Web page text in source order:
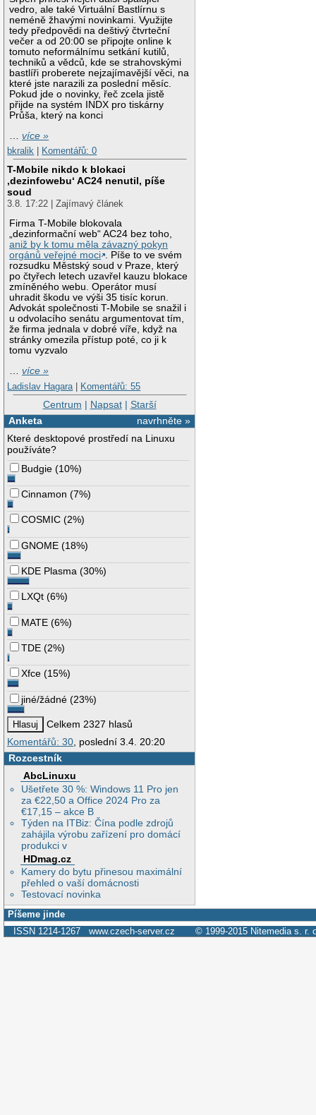
vedro, ale také Virtuální Bastlírnu s
neméně žhavými novinkami. Využijte
tedy předpovědi na deštivý čtvrteční
večer a od 20:00 se připojte online k
tomuto neformálnímu setkání kutilů,
techniků a vědců, kde se strahovskými
bastlíři proberete nejzajímavější věci, na
které jste narazili za poslední měsíc.
Pokud jde o novinky, řeč zcela jistě
přijde na systém INDX pro tiskárny
Průša, který na konci
…více »
bkralik
Komentářů: 0
T-Mobile nikdo k blokaci
‚dezinfowebu‘ AC24 nenutil, píše
soud
3.8. 17:22 | Zajímavý článek
Firma T-Mobile blokovala
„dezinformační web“ AC24 bez toho,
aniž by k tomu měla závazný pokyn
orgánů veřejné moci . Píše to ve svém
rozsudku Městský soud v Praze, který
po čtyřech letech uzavřel kauzu blokace
zmíněného webu. Operátor musí
uhradit škodu ve výši 35 tisíc korun.
Advokát společnosti T-Mobile se snažil i
u odvolacího senátu argumentovat tím,
že firma jednala v dobré víře, když na
stránky omezila přístup poté, co ji k
tomu vyzvalo
…více »
Ladislav Hagara | Komentářů: 55
Centrum | Napsat| Starší
navrhněte »
Anketa
Které desktopové prostředí na Linuxu
používáte?
Budgie (10%)
Cinnamon (7%)
COSMIC (2%)
GNOME (18%)
KDE Plasma (30%)
LXQt (6%)
MATE (6%)
TDE (2%)
Xfce (15%)
jiné/žádné (23%)
Celkem 2327 hlasů
Komentářů: 30, poslední 3.4. 20:20
Rozcestník
AbcLinuxu
Ušetřete 30 %: Windows 11 Pro jen
za €22,50 a Office 2024 Pro za
€17,15 – akce B
Týden na ITBiz: Čína podle zdrojů
zahájila výrobu zařízení pro domácí
produkci v
HDmag.cz
Kamery do bytu přinesou maximální
přehled o vaší domácnosti
Testovací novinka
Píšeme jinde
ISSN 1214-1267 www.czech-server.cz © 1999-2015 Nitemedia s. r.